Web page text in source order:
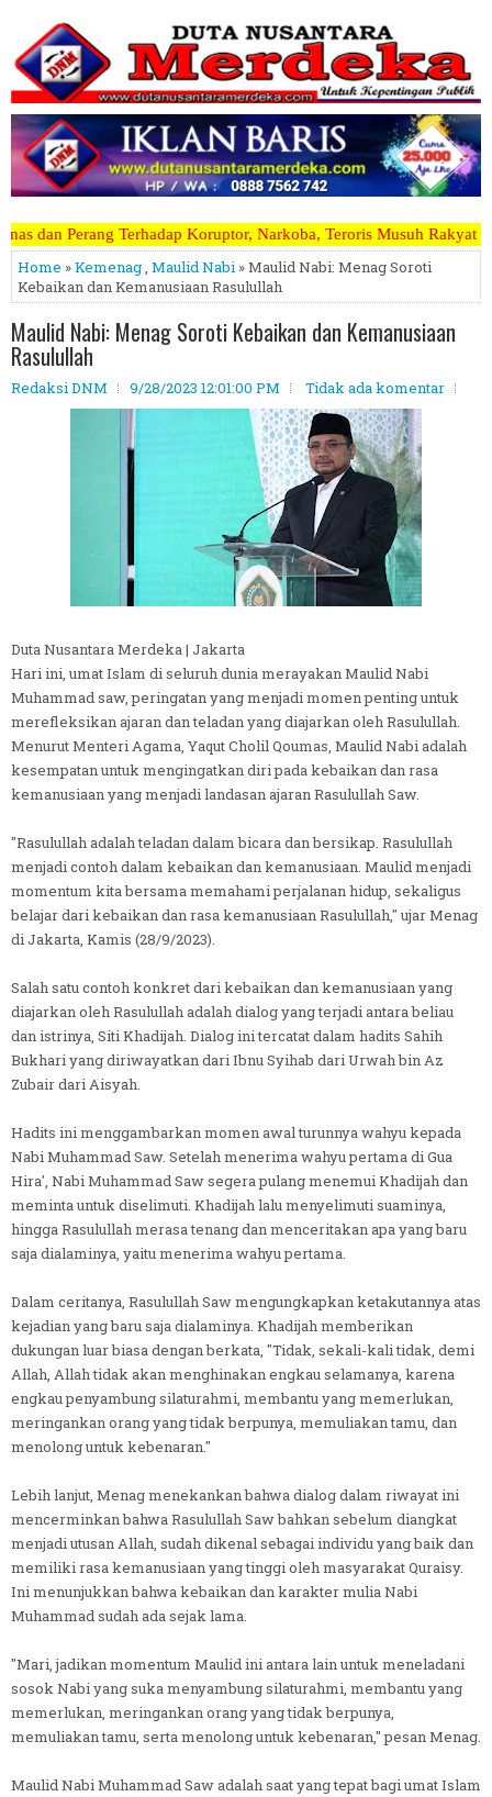
Narkoba, Teroris Musuh Rakyat ~~~~~>>>>> Kami
Home »Kemenag, Maulid Nabi » Maulid Nabi: Menag Soroti
Kebaikan dan Kemanusiaan Rasulullah
Maulid Nabi: Menag Soroti Kebaikan dan Kemanusiaan
Rasulullah
Redaksi DNM 9/28/2023 12:01:00 PM Tidak ada komentar
Duta Nusantara Merdeka | Jakarta
Hari ini, umat Islam di seluruh dunia merayakan Maulid Nabi
Muhammad saw, peringatan yang menjadi momen penting untuk
merefleksikan ajaran dan teladan yang diajarkan oleh Rasulullah.
Menurut Menteri Agama, Yaqut Cholil Qoumas, Maulid Nabi adalah
kesempatan untuk mengingatkan diri pada kebaikan dan rasa
kemanusiaan yang menjadi landasan ajaran Rasulullah Saw.
"Rasulullah adalah teladan dalam bicara dan bersikap. Rasulullah
menjadi contoh dalam kebaikan dan kemanusiaan. Maulid menjadi
momentum kita bersama memahami perjalanan hidup, sekaligus
belajar dari kebaikan dan rasa kemanusiaan Rasulullah," ujar Menag
di Jakarta, Kamis (28/9/2023).
Salah satu contoh konkret dari kebaikan dan kemanusiaan yang
diajarkan oleh Rasulullah adalah dialog yang terjadi antara beliau
dan istrinya, Siti Khadijah. Dialog ini tercatat dalam hadits Sahih
Bukhari yang diriwayatkan dari Ibnu Syihab dari Urwah bin Az
Zubair dari Aisyah.
Hadits ini menggambarkan momen awal turunnya wahyu kepada
Nabi Muhammad Saw. Setelah menerima wahyu pertama di Gua
Hira', Nabi Muhammad Saw segera pulang menemui Khadijah dan
meminta untuk diselimuti. Khadijah lalu menyelimuti suaminya,
hingga Rasulullah merasa tenang dan menceritakan apa yang baru
saja dialaminya, yaitu menerima wahyu pertama.
Dalam ceritanya, Rasulullah Saw mengungkapkan ketakutannya atas
kejadian yang baru saja dialaminya. Khadijah memberikan
dukungan luar biasa dengan berkata, "Tidak, sekali-kali tidak, demi
Allah, Allah tidak akan menghinakan engkau selamanya, karena
engkau penyambung silaturahmi, membantu yang memerlukan,
meringankan orang yang tidak berpunya, memuliakan tamu, dan
menolong untuk kebenaran."
Lebih lanjut, Menag menekankan bahwa dialog dalam riwayat ini
mencerminkan bahwa Rasulullah Saw bahkan sebelum diangkat
menjadi utusan Allah, sudah dikenal sebagai individu yang baik dan
memiliki rasa kemanusiaan yang tinggi oleh masyarakat Quraisy.
Ini menunjukkan bahwa kebaikan dan karakter mulia Nabi
Muhammad sudah ada sejak lama.
"Mari, jadikan momentum Maulid ini antara lain untuk meneladani
sosok Nabi yang suka menyambung silaturahmi, membantu yang
memerlukan, meringankan orang yang tidak berpunya,
memuliakan tamu, serta menolong untuk kebenaran," pesan Menag.
Maulid Nabi Muhammad Saw adalah saat yang tepat bagi umat Islam